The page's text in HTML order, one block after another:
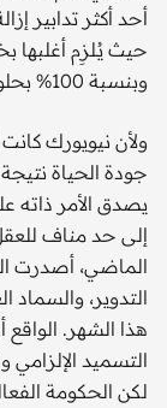
أحد أكثر تدابير
وبنسبة 100% بحلول 2050.
ولأن نيويورك
جودة الحياة
يصدق الأمر ذاته
إلى حد مناف
الماضي، أصدرت
التدوير، والسماد
هذا الشهر.
التسميد
لكن الحكومة